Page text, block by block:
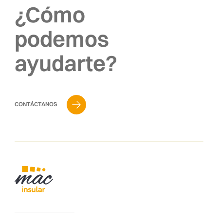
¿Cómo
podemos
ayudarte?
CONTÁCTANOS